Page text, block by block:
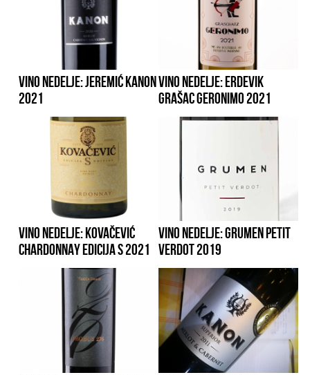
VINO NEDELJE: JEREMIĆ KANON
2021
VINO NEDELJE: ERDEVIK
GRAŠAC GERONIMO 2021
VINO NEDELJE: KOVAČEVIĆ
CHARDONNAY EDICIJA S 2021
VINO NEDELJE: GRUMEN PETIT
VERDOT 2019